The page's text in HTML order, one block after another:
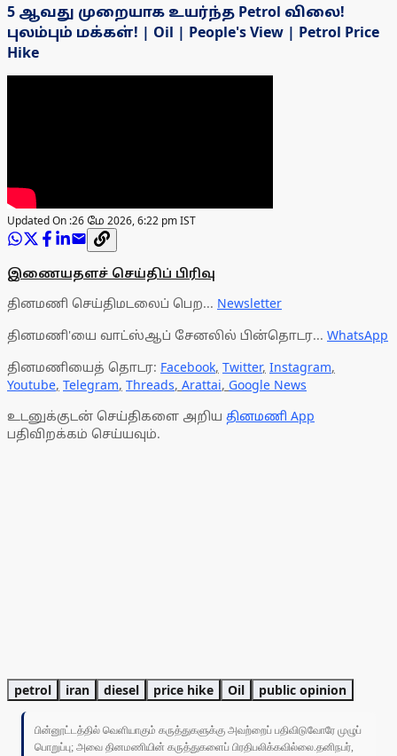
5 ஆவது முறையாக உயர்ந்த Petrol விலை!
புலம்பும் மக்கள்! | Oil | People's View | Petrol Price
Hike
Updated On :26 மே 2026, 6:22 pm IST
இணையதளச் செய்திப் பிரிவு
தினமணி செய்திமடலைப் பெற... Newsletter
தினமணி'யை வாட்ஸ்ஆப் சேனலில் பின்தொடர... WhatsApp
தினமணியைத் தொடர: Facebook, Twitter, Instagram,
Youtube, Telegram, Threads, Arattai, Google News
உடனுக்குடன் செய்திகளை அறிய தினமணி App
பதிவிறக்கம் செய்யவும்.
petrol iran diesel price hike Oil public opinion
பின்னூட்டத்தில் வெளியாகும் கருத்துகளுக்கு அவற்றைப் பதிவிடுவோரே முழுப்
பொறுப்பு; அவை தினமணியின் கருத்துகளைப் பிரதிபலிக்கவில்லை.தனிநபர்,